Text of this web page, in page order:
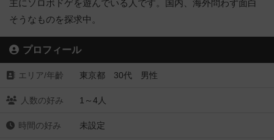
主にソロボドゲを遊んでいる人です。国内、海外問わず面白
そうなものを探求中。
プロフィール
エリア/年齡 東京都 30代 男性
人数の好み 1～4人
時間の好み 未設定